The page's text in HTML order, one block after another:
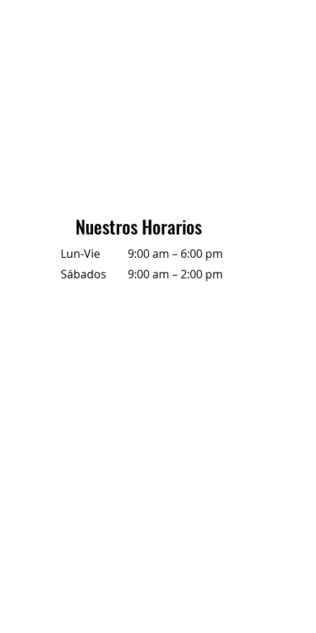
Nuestros Horarios
Lun-Vie
9:00 am – 6:00 pm
Sábados
9:00 am – 2:00 pm